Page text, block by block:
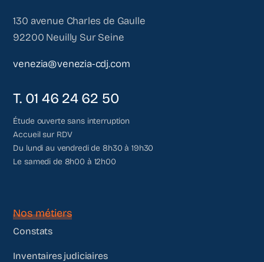
130 avenue Charles de Gaulle
92200 Neuilly Sur Seine
venezia@venezia-cdj.com
T. 01 46 24 62 50
Étude ouverte sans interruption
Accueil sur RDV
Du lundi au vendredi de 8h30 à 19h30
Le samedi de 8h00 à 12h00
Nos métiers
Constats
Inventaires judiciaires